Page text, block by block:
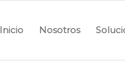
Inicio Nosotros